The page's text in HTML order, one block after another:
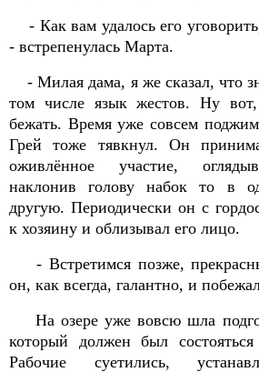
- Как вам удалось его
- встрепенулась Марта.
- Милая дама, я же сказал, что
том числе язык жестов. Ну
бежать. Время уже совсем
Грей тоже тявкнул. Он
оживлённое участие,
наклонив голову набок то в
другую. Периодически он с
к хозяину и облизывал его лицо.
- Встретимся позже,
он, как всегда, галантно, и
На озере уже вовсю шла
который должен был
Рабочие суетились,